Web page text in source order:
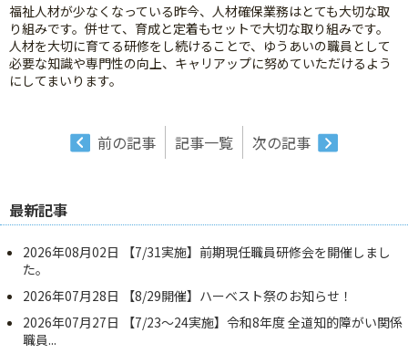
福祉人材が少なくなっている昨今、人材確保業務はとても大切な取
り組みです。併せて、育成と定着もセットで大切な取り組みです。
人材を大切に育てる研修をし続けることで、ゆうあいの職員として
必要な知識や専門性の向上、キャリアップに努めていただけるよう
にしてまいります。
前の記事 記事一覧 次の記事
最新記事
2026年08月02日
【7/31実施】前期現任職員研修会を開催しまし
た。
2026年07月28日
【8/29開催】ハーベスト祭のお知らせ！
2026年07月27日
【7/23～24実施】令和8年度 全道知的障がい関係
職員...